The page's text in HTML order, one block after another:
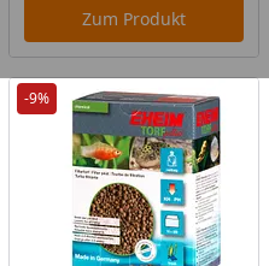
Zum Produkt
-9%